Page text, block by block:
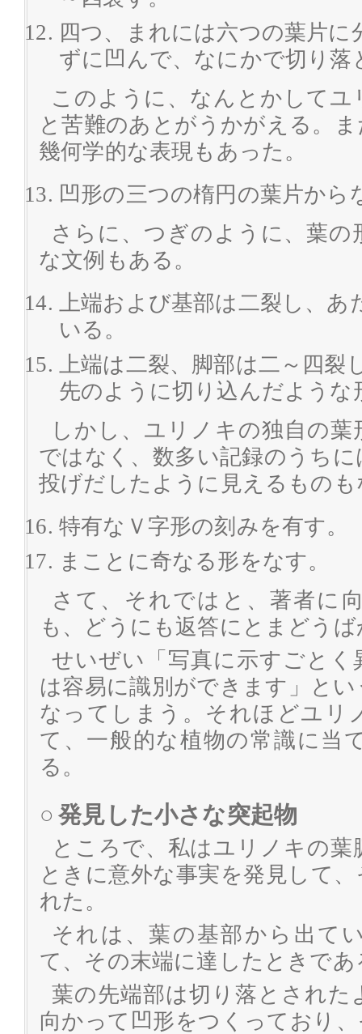
四つ、まれには六つの葉片
ずに凹んで、なにかで切り落
このように、なんとかして
と苦難のあとがうかがえる。
幾何学的な表現もあった。
凹形の三つの楕円の葉片から
さらに、つぎのように、葉
な文例もある。
上端および基部は二裂し、あ
いる。
上端は二裂、脚部は二～四裂
先のように切り込んだような
しかし、ユリノキの独自の
ではなく、数多い記録のうち
投げだしたように見えるもの
特有なＶ字形の刻みを有す。
まことに奇なる形をなす。
さて、それではと、著者に
も、どうにも返答にとまどう
せいぜい「写真に示すごと
は容易に識別ができます」と
なってしまう。それほどユリ
て、一般的な植物の常識に当
る。
○ 発見した小さな突起物
ところで、私はユリノキの
ときに意外な事実を発見して
れた。
それは、葉の基部から出て
て、その末端に達したときであ
葉の先端部は切り落とされ
向かって凹形をつくっており